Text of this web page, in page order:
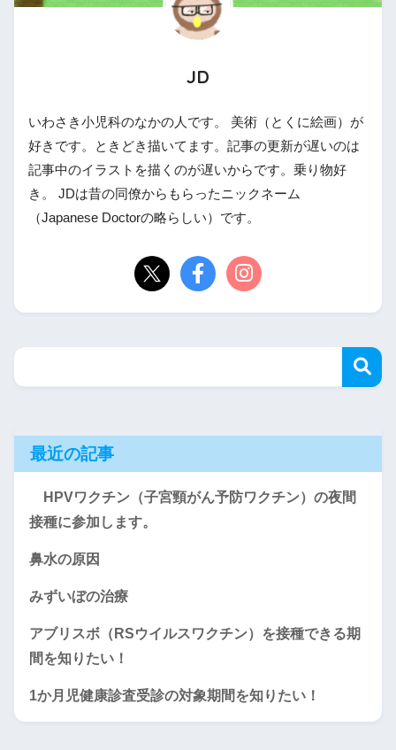
JD
いわさき小児科のなかの人です。 美術（とくに絵画）が
好きです。ときどき描いてます。記事の更新が遅いのは
記事中のイラストを描くのが遅いからです。乗り物好
き。 JDは昔の同僚からもらったニックネーム
（Japanese Doctorの略らしい）です。
最近の記事
HPVワクチン（子宮頸がん予防ワクチン）の夜間
接種に参加します。
鼻水の原因
みずいぼの治療
アブリスボ（RSウイルスワクチン）を接種できる期
間を知りたい！
1か月児健康診査受診の対象期間を知りたい！